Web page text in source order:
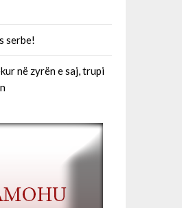
serbe!
në zyrën e saj, trupi